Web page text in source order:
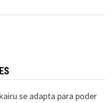
se adapta para poder